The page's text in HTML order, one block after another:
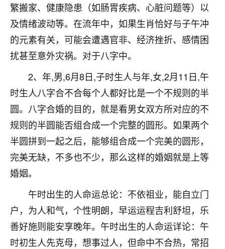
繁搬家、健康隐患（如肠胃疾病、心脏问题等）以
及情绪波动等。在流年中，如果生肖恰好与子午冲
的元素有关，可能会遭遇官非、经济挫折、感情困
扰甚至意外灾祸。对于八字中。
2、年,男,6月8日,子时生人与年,女,2月11日,午
时生人八字合不合每个人都好比是一个不规则的半
圆。八字合婚的目的，就是看男女双方所对应的不
规则的半圆能否组合成一个完整的圆形。如果两个
半圆拼到一起之后，能够组合成一个完美的圆形，
完美无缺，不多也不少，那么这样的婚姻就是上等
婚姻。
午时出生的人命运总论：不依祖业，能自立门
户，为人和气，个性明朗，早运运程吉利舒坦，乐
善好施则能安享晚年。午时出生的人命运详论：午
时初生人先克母，想事过人，但命中不合热，常招
付深
我是公司人事调整，有升迁机会，但同时竞争的我们
三个，找老师的时候是抱着侥幸心理，没想到老师看
着我晋升有望，我半信半疑的按照老师建议，做了化
太岁还有一个发钱粮，本来年前的人事调整，拖到年
后，我以为都没戏了，结果开年一上班，开会提拔升
职第一个就是我，职务无所谓，主要是底薪加了
3000，非常开心，无论如何，感恩感谢！🙏🏻
鹿森：恭喜升职加薪！！，请客吗？�
12小时前 来自北京 32
心心相印
问题，反正就是不舒服。中医西医看遍了，找不到问
题，后来无意中看到有人推荐慧来老师，跟老师聊过
之后，心情豁然开朗，也听老师建议，处理了一些因
果问题。今年以来，身体比以前好多，主要是心情好
了，老师说境随心转，现在深有体会了。